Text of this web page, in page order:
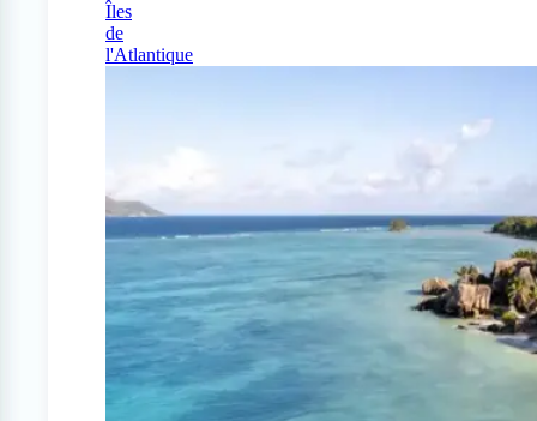
Îles
de
l'Atlantique